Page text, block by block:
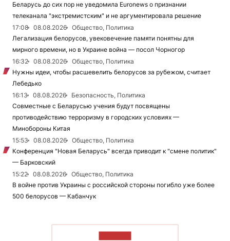
Беларусь до сих пор не уведомила Euronews о признании
телеканала "экстремистским" и не аргументировала решение
17:08
08.08.2026
Общество, Политика
Легализация белорусов, увековечение памяти понятны для
мирного времени, но в Украине война — посол Чорногор
16:32
08.08.2026
Общество, Политика
Нужны идеи, чтобы расшевелить белорусов за рубежом, считает
Лебедько
16:13
08.08.2026
Безопасность, Политика
Совместные с Беларусью учения будут посвящены
противодействию терроризму в городских условиях —
Минобороны Китая
15:53
08.08.2026
Общество, Политика
Конференция "Новая Беларусь" всегда приводит к "смене политик"
— Барковский
15:22
08.08.2026
Общество, Политика
В войне против Украины с российской стороны погибло уже более
500 белорусов — Кабанчук